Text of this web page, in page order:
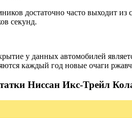
достаточно часто выходит из
секунд.
у данных автомобилей
каждый год новые очаги
Ниссан Икс-Трейл